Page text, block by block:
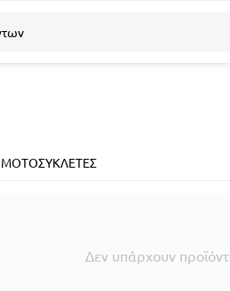
ΜΟΤΟΣΥΚΛΕΤΕΣ
Δεν υπάρχουν